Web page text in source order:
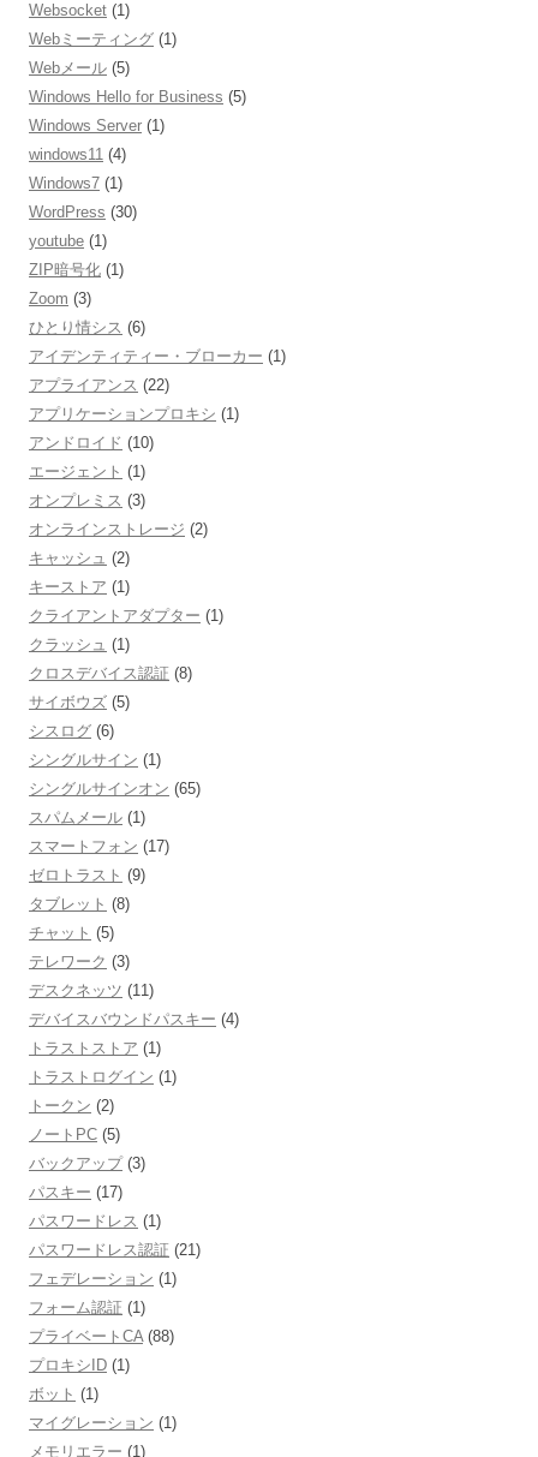
Websocket (1)
Webミーティング (1)
Webメール (5)
Windows Hello for Business (5)
Windows Server (1)
windows11 (4)
Windows7 (1)
WordPress (30)
youtube (1)
ZIP暗号化 (1)
Zoom (3)
ひとり情シス (6)
アイデンティティー・ブローカー (1)
アプライアンス (22)
アプリケーションプロキシ (1)
アンドロイド (10)
エージェント (1)
オンプレミス (3)
オンラインストレージ (2)
キャッシュ (2)
キーストア (1)
クライアントアダプター (1)
クラッシュ (1)
クロスデバイス認証 (8)
サイボウズ (5)
シスログ (6)
シングルサイン (1)
シングルサインオン (65)
スパムメール (1)
スマートフォン (17)
ゼロトラスト (9)
タブレット (8)
チャット (5)
テレワーク (3)
デスクネッツ (11)
デバイスバウンドパスキー (4)
トラストストア (1)
トラストログイン (1)
トークン (2)
ノートPC (5)
バックアップ(3)
パスキー (17)
パスワードレス (1)
パスワードレス認証 (21)
フェデレーション (1)
フォーム認証 (1)
プライベートCA(88)
プロキシID (1)
ボット (1)
マイグレーション (1)
メモリエラー (1)